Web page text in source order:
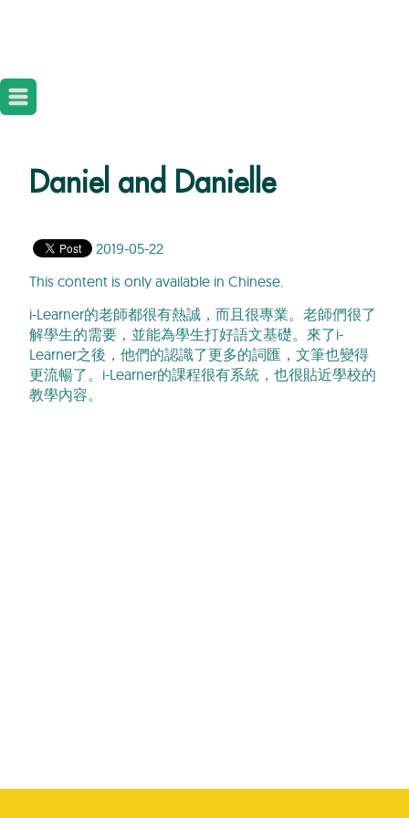
Daniel and Danielle
2019-05-22
This content is only available in Chinese.
i-Learner的老師都很有熱誠，而且很專業。老師們很了
解學生的需要，並能為學生打好語文基礎。來了i-
Learner之後，他們的認識了更多的詞匯，文筆也變得
更流暢了。i-Learner的課程很有系統，也很貼近學校的
教學內容。